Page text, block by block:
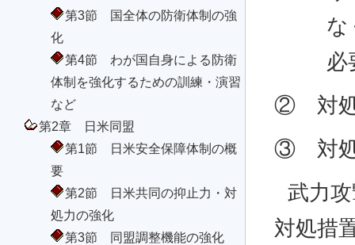
第3節 国全体の防衛体制の強
化
第4節 わが国自身による防衛
体制を強化するための訓練・演習
など
第2章 日米同盟
第1節 日米安全保障体制の概
要
第2節 日米共同の抑止力・対
処力の強化
第3節 同盟調整機能の強化
な
必
② 対処
③ 対処
武力
対処措